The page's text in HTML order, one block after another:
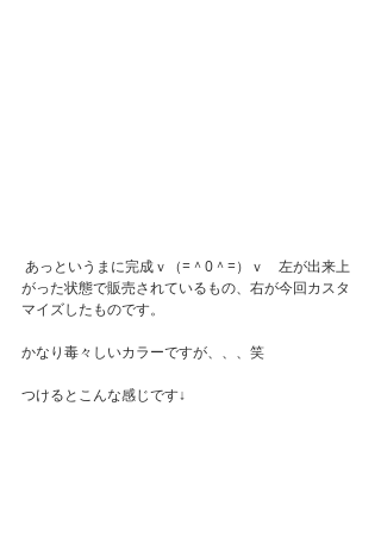
がった状態で販売されているもの、右が今回カスタ
マイズしたものです。
かなり毒々しいカラーですが、、、笑
つけるとこんな感じです↓